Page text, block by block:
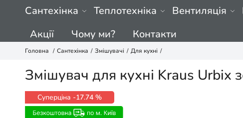
Сантехінка Теплотехніка Вентиляція
Акції
Чому ми? Контакти
Головна Сантехінка Змішувачі Для кухні
Змішувач для кухні Kraus
Суперціна -17.74 %